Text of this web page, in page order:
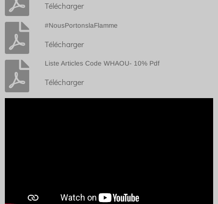
Télécharger
#NousPortonslaFlamme
Télécharger
Liste Articles Code WHAOU- 10% Pdf
Télécharger